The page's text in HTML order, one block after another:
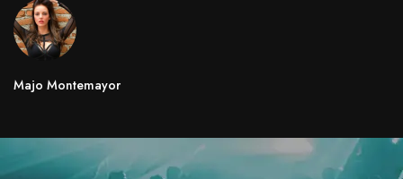
Majo Montemayor